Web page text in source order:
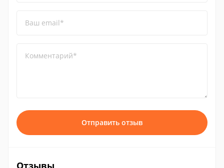
Ваш email*
Комментарий*
Отправить отзыв
Отзывы